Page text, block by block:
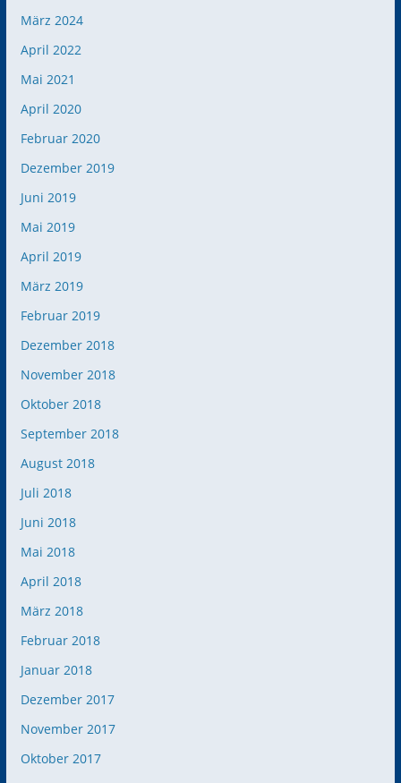
März 2024
April 2022
Mai 2021
April 2020
Februar 2020
Dezember 2019
Juni 2019
Mai 2019
April 2019
März 2019
Februar 2019
Dezember 2018
November 2018
Oktober 2018
September 2018
August 2018
Juli 2018
Juni 2018
Mai 2018
April 2018
März 2018
Februar 2018
Januar 2018
Dezember 2017
November 2017
Oktober 2017